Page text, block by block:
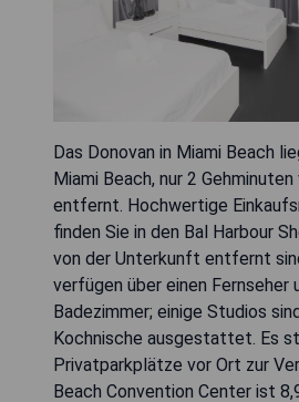
Das Donovan in Miami Beach
Miami Beach, nur 2
entfernt. Hochwertige
finden Sie in den Bal Harbour
von der Unterkunft entfernt
verfügen über einen Fernseher
Badezimmer; einige Studios
Kochnische ausgestattet. Es
Privatparkplätze vor Ort zur
Beach Convention Center ist